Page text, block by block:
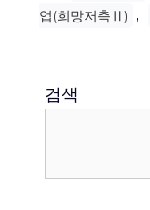
업(희망저축Ⅱ) ,
검색